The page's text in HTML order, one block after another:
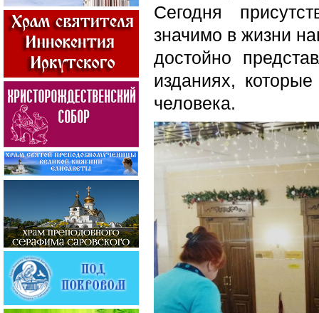
Сегодня
значимо в жизни
достойно
изданиях,
человека.